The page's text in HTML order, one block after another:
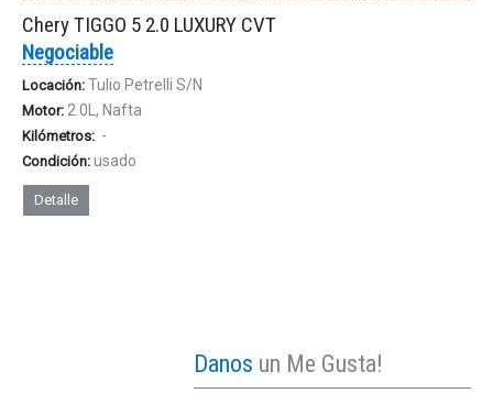
Chery TIGGO 5 2.0 LUXURY CVT
Negociable
Locación: Tulio Petrelli S/N
Motor: 2.0L, Nafta
Kilómetros: -
Condición: usado
Detalle
Danos un Me Gusta!